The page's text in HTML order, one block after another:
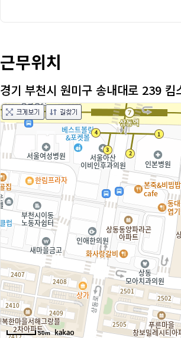
근무위치
경기 부천시 원미구 송내대로 239 킴
50m